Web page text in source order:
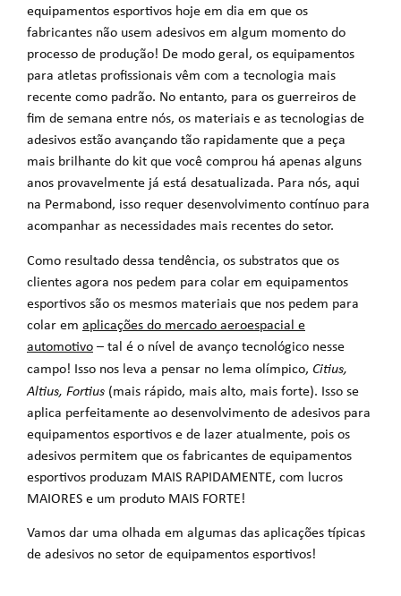
equipamentos esportivos hoje em dia em que os
fabricantes não usem adesivos em algum momento do
processo de produção! De modo geral, os equipamentos
para atletas profissionais vêm com a tecnologia mais
recente como padrão. No entanto, para os guerreiros de
fim de semana entre nós, os materiais e as tecnologias de
adesivos estão avançando tão rapidamente que a peça
mais brilhante do kit que você comprou há apenas alguns
anos provavelmente já está desatualizada. Para nós, aqui
na Permabond, isso requer desenvolvimento contínuo para
acompanhar as necessidades mais recentes do setor.
Como resultado dessa tendência, os substratos que os
clientes agora nos pedem para colar em equipamentos
esportivos são os mesmos materiais que nos pedem para
colar em aplicações do mercado aeroespacial e
automotivo– tal é o nível de avanço tecnológico nesse
campo! Isso nos leva a pensar no lema olímpico, Citius,
Altius, Fortius (mais rápido, mais alto, mais forte). Isso se
aplica perfeitamente ao desenvolvimento de adesivos para
equipamentos esportivos e de lazer atualmente, pois os
adesivos permitem que os fabricantes de equipamentos
esportivos produzam MAIS RAPIDAMENTE, com lucros
MAIORES e um produto MAIS FORTE!
Vamos dar uma olhada em algumas das aplicações típicas
de adesivos no setor de equipamentos esportivos!